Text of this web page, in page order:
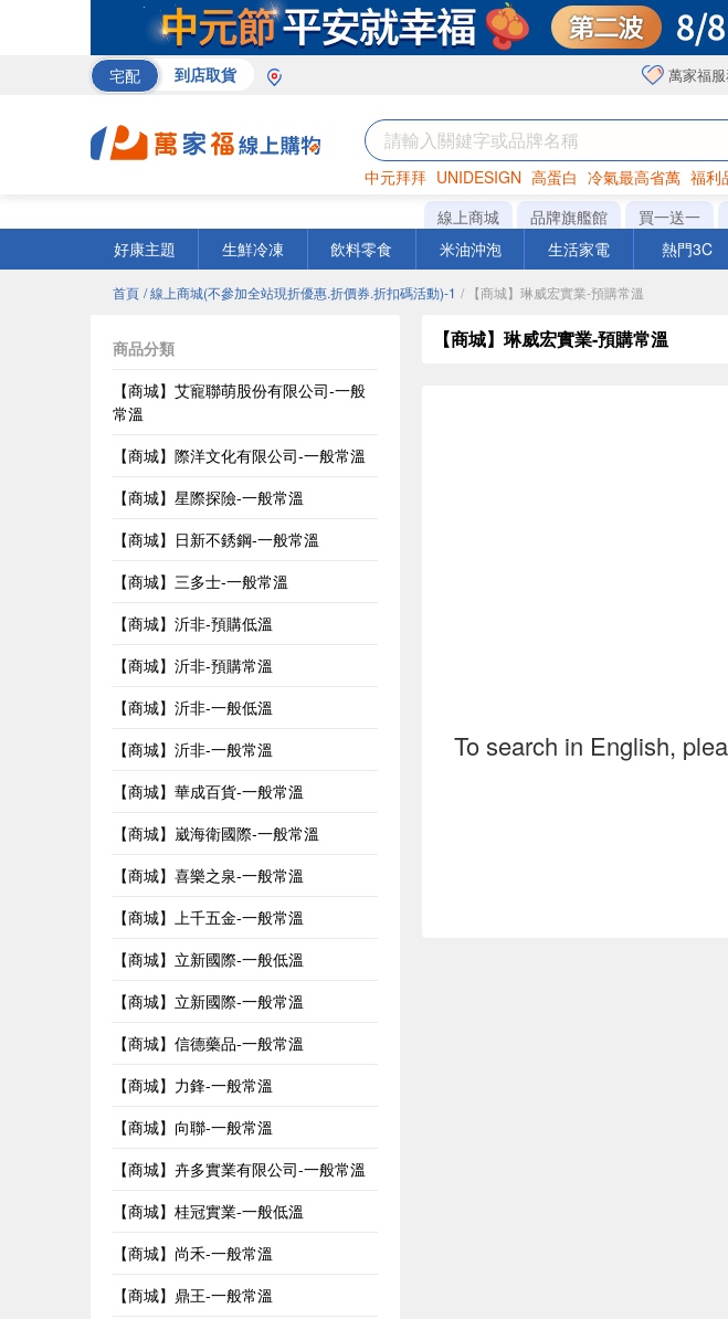
宅配 到店取貨 萬家福
中元拜拜 UNIDESIGN 高蛋白 冷氣最高省萬 福利
罐頭 咖啡 海苔
線上商城 品牌旗艦館 買一送一
好康主題
生鮮冷凍 飲料零食 米油沖泡 生活家電 熱門3C
首頁 / 線上商城(不參加全站現折優惠.折價券.折扣碼活動)-1 / 【商城】琳威宏實業-預購常溫
商品分類
【商城】艾寵聯萌股份有限公司-一般
常溫
【商城】際洋文化有限公司-一般常溫
【商城】星際探險-一般常溫
【商城】日新不銹鋼-一般常溫
【商城】三多士-一般常溫
【商城】沂非-預購低溫
【商城】沂非-預購常溫
【商城】沂非-一般低溫
【商城】沂非-一般常溫
【商城】華成百貨-一般常溫
【商城】崴海衛國際-一般常溫
【商城】喜樂之泉-一般常溫
【商城】上千五金-一般常溫
【商城】立新國際-一般低溫
【商城】立新國際-一般常溫
【商城】信德藥品-一般常溫
【商城】力鋒-一般常溫
【商城】向聯-一般常溫
【商城】卉多實業有限公司-一般常溫
【商城】桂冠實業-一般低溫
【商城】尚禾-一般常溫
【商城】鼎王-一般常溫
【商城】琳威宏實業-預購常溫
To search in English,